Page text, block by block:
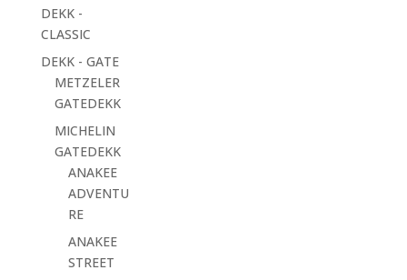
DEKK -
CLASSIC
DEKK - GATE
METZELER
GATEDEKK
MICHELIN
GATEDEKK
ANAKEE
ADVENTU
RE
ANAKEE
STREET